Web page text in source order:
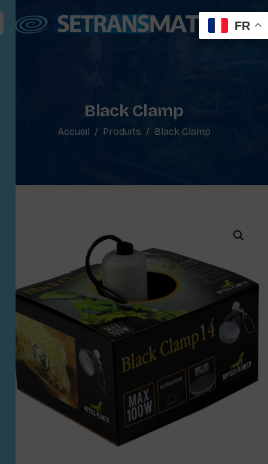
Black Clamp
Accueil Produits Black Clamp
FR